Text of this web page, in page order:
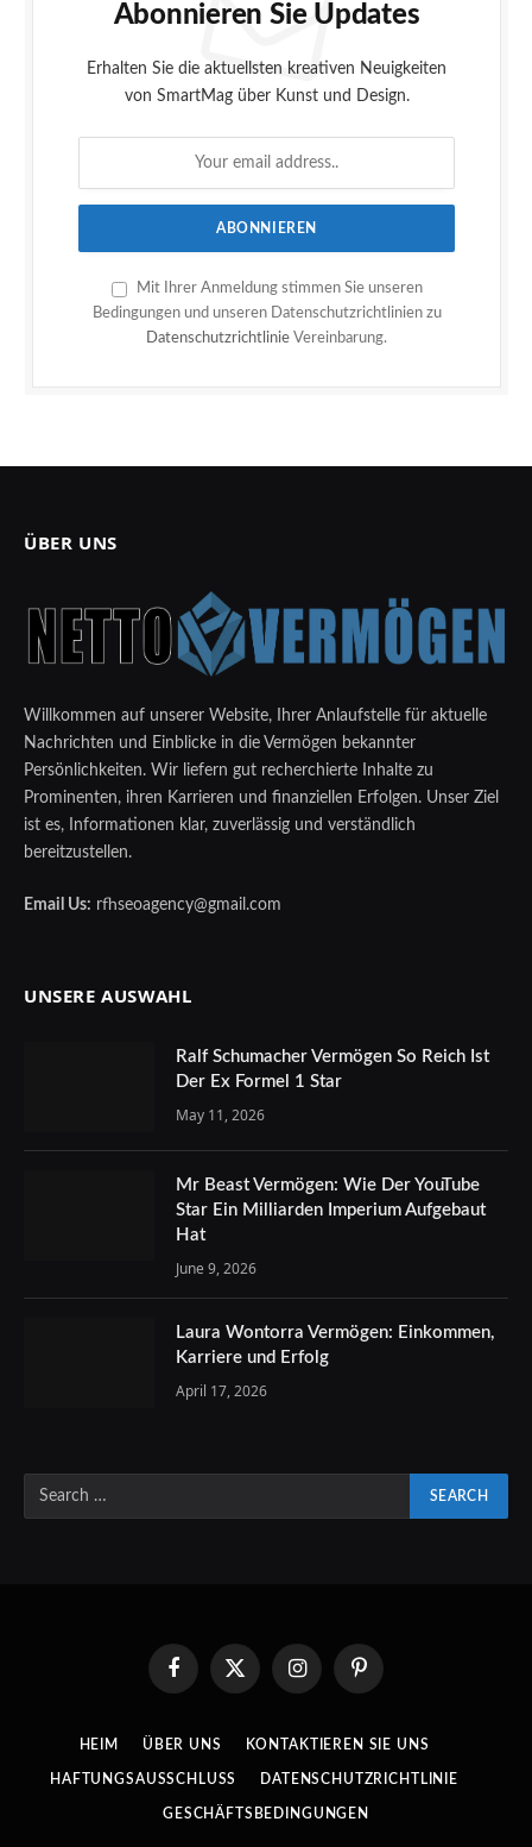
Abonnieren Sie Updates
Erhalten Sie die aktuellsten kreativen Neuigkeiten
von SmartMag über Kunst und Design.
Mit Ihrer Anmeldung stimmen Sie unseren
Bedingungen und unseren Datenschutzrichtlinien zu
Datenschutzrichtlinie Vereinbarung.
ÜBER UNS
Willkommen auf unserer Website, Ihrer Anlaufstelle für aktuelle
Nachrichten und Einblicke in die Vermögen bekannter
Persönlichkeiten. Wir liefern gut recherchierte Inhalte zu
Prominenten, ihren Karrieren und finanziellen Erfolgen. Unser Ziel
ist es, Informationen klar, zuverlässig und verständlich
bereitzustellen.
Email Us: rfhseoagency@gmail.com
UNSERE AUSWAHL
Ralf Schumacher Vermögen So Reich Ist
Der Ex Formel 1 Star
May 11, 2026
Mr Beast Vermögen: Wie Der YouTube
Star Ein Milliarden Imperium Aufgebaut
Hat
June 9, 2026
Laura Wontorra Vermögen: Einkommen,
Karriere und Erfolg
April 17, 2026
FacebookX
InstagramPinterest
HEIM ÜBER UNS KONTAKTIEREN SIE UNS
HAFTUNGSAUSSCHLUSS DATENSCHUTZRICHTLINIE
GESCHÄFTSBEDINGUNGEN